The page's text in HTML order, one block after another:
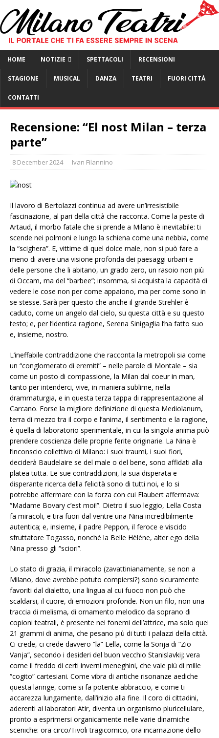
HOME NOTIZIE SPETTACOLI RECENSIONI
STAGIONE MUSICAL DANZA TEATRI FUORI CITTÀ
CONTATTI
Recensione: “El nost Milan – terza
parte”
8 December 2024 Ivan Filannino
Il lavoro di Bertolazzi continua ad avere un’irresistibile
fascinazione, al pari della città che racconta. Come la peste di
Artaud, il morbo fatale che si prende a Milano è inevitabile: ti
scende nei polmoni e lungo la schiena come una nebbia, come
la “scighera”. E, vittime di quel dolce male, non si può fare a
meno di avere una visione profonda dei paesaggi urbani e
delle persone che li abitano, un grado zero, un rasoio non più
di Occam, ma del “barbee”; insomma, si acquista la capacità di
vedere le cose non per come appaiono, ma per come sono in
se stesse. Sarà per questo che anche il grande Strehler è
caduto, come un angelo dal cielo, su questa città e su questo
testo; e, per l’identica ragione, Serena Sinigaglia l’ha fatto suo
e, insieme, nostro.
L’ineffabile contraddizione che racconta la metropoli sia come
un “conglomerato di eremiti” – nelle parole di Montale – sia
come un posto di compassione, la Milan dal coeur in man,
tanto per intenderci, vive, in maniera sublime, nella
drammaturgia, e in questa terza tappa di rappresentazione al
Carcano. Forse la migliore definizione di questa Mediolanum,
terra di mezzo tra il corpo e l’anima, il sentimento e la ragione,
è quella di laboratorio sperimentale, in cui la singola anima può
prendere coscienza delle proprie ferite originarie. La Nina è
l’inconscio collettivo di Milano: i suoi traumi, i suoi fiori,
deciderà Baudelaire se del male o del bene, sono affidati alla
platea tutta. Le sue contraddizioni, la sua disperata e
disperante ricerca della felicità sono di tutti noi, e lo si
potrebbe affermare con la forza con cui Flaubert affermava:
“Madame Bovary c’est moi!”. Dietro il suo leggio, Lella Costa
fa miracoli, e tira fuori dal ventre una Nina incredibilmente
autentica; e, insieme, il padre Peppon, il feroce e viscido
sfruttatore Togasso, nonché la Belle Hèlène, alter ego della
Nina presso gli “sciori”.
Lo stato di grazia, il miracolo (zavattinianamente, se non a
Milano, dove avrebbe potuto compiersi?) sono sicuramente
favoriti dal dialetto, una lingua al cui fuoco non può che
scaldarsi, il cuore, di emozioni profonde. Non un filo, non una
traccia di melisma, di ornamento melodico da soprano di
copioni teatrali, è presente nei fonemi dell’attrice, ma solo quei
21 grammi di anima, che pesano più di tutti i palazzi della città.
Ci crede, ci crede davvero “la” Lella, come la Sonja di “Zio
Vanja”, secondo i desideri del buon vecchio Stanislavkij; vera
come il freddo di certi inverni meneghini, che vale più di mille
“cogito” cartesiani. Come vibra di antiche risonanze aediche
questa laringe, come si fa potente abbraccio, e come ti
accarezza lungamente, dall’inizio alla fine. Il coro di cittadini,
aderenti ai laboratori Atir, diventa un organismo pluricellulare,
pronto a esprimersi organicamente nelle varie dinamiche
sceniche: ora circo/Tivoli tragicomico, ora incarnazione dello